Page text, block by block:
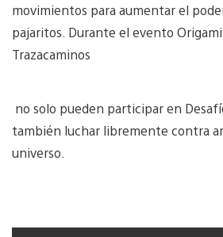
movimientos para aumentar el
pajaritos. Durante el evento Origami
Trazacaminos
no solo pueden participar en
también luchar libremente contra
universo.